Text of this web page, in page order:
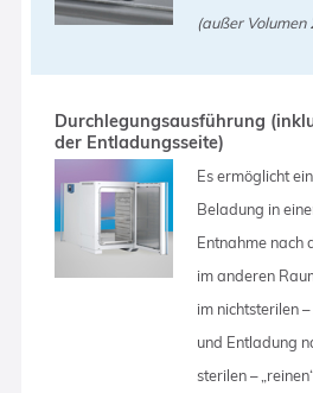
(außer Volumen
Durchlegungsausführung
der Entladungsseite)
Es ermöglicht
Beladung in
Entnahme nach
im anderen
im nichtsterilen
und Entladung
sterilen –